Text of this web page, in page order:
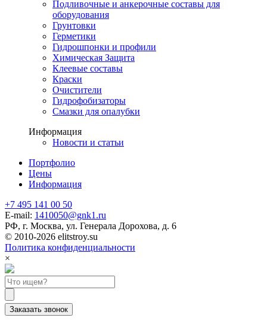
Подливочные и анкерочные составы для
оборудования
Грунтовки
Герметики
Гидрошпонки и профили
Химическая Защита
Клеевые составы
Краски
Очистители
Гидрофобизаторы
Смазки для опалубки
Информация
Новости и статьи
Портфолио
Цены
Информация
+7 495 141 00 50
E-mail: 1410050@gnk1.ru
РФ, г. Москва, ул. Генерала Дорохова, д. 6
© 2010-2026 elitstroy.su
Политика конфиденциальности
×
Заказать звонок